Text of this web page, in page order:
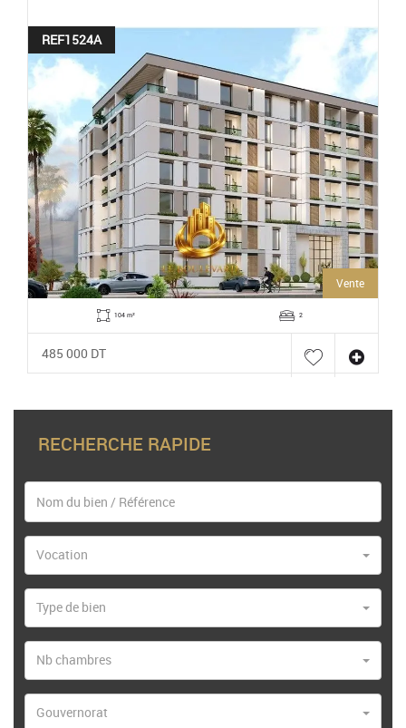
REF1524A
Vente
104 m² 2
485 000 DT
RECHERCHE RAPIDE
Vocation
Type de bien
Nb chambres
Gouvernorat